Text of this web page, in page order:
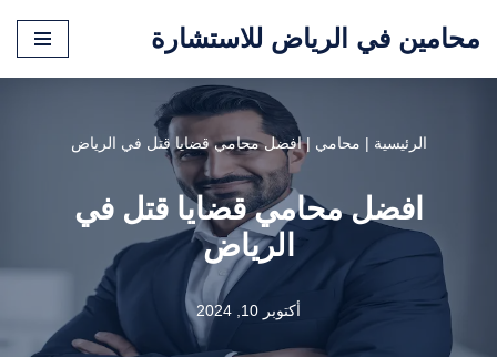
محامين في الرياض للاستشارة
الرئيسية | محامي |افضل محامي قضايا قتل في الرياض
افضل محامي قضايا قتل في
الرياض
أكتوبر 10, 2024